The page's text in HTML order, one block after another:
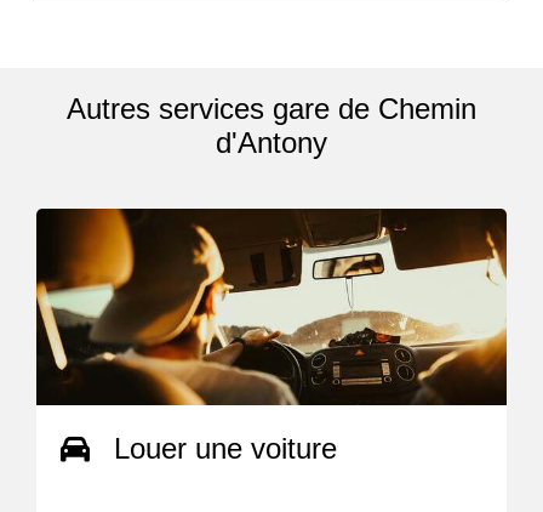
Autres services gare de Chemin
d'Antony
Louer une voiture